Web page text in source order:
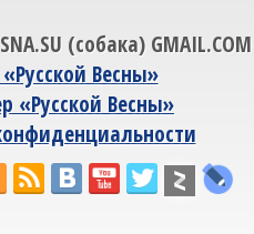
(собака) GMAIL.COM
Весны»
«Русской Весны»